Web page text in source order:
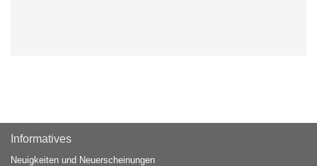
Informatives
Neuigkeiten und Neuerscheinungen